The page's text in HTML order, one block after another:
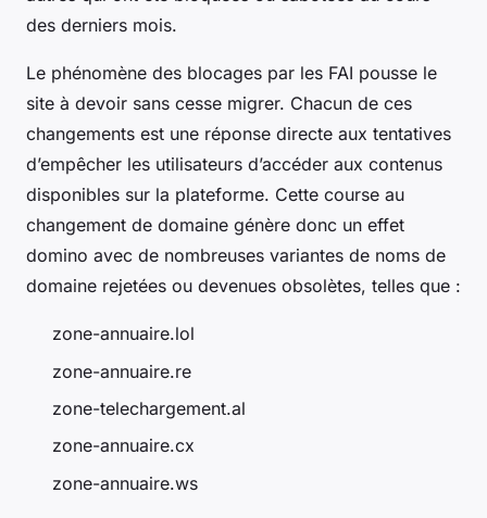
des derniers mois.
Le phénomène des blocages par les FAI pousse le
site à devoir sans cesse migrer. Chacun de ces
changements est une réponse directe aux tentatives
d’empêcher les utilisateurs d’accéder aux contenus
disponibles sur la plateforme. Cette course au
changement de domaine génère donc un effet
domino avec de nombreuses variantes de noms de
domaine rejetées ou devenues obsolètes, telles que :
zone-annuaire.lol
zone-annuaire.re
zone-telechargement.al
zone-annuaire.cx
zone-annuaire.ws